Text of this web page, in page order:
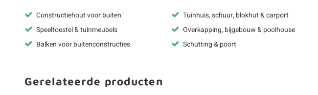
Constructiehout voor buiten
Speeltoestel & tuinmeubels
Balken voor buitenconstructies
Tuinhuis, schuur, blokhut & carport
Overkapping, bijgebouw & poolhouse
Schutting & poort
Gerelateerde producten